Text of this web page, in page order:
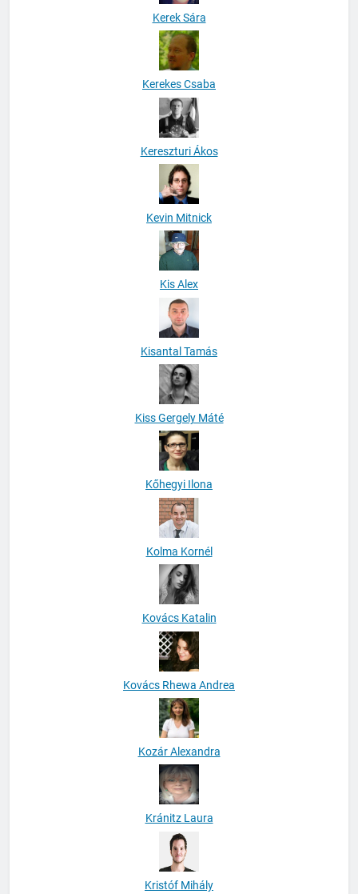
Kerek Sára
Kerekes Csaba
Kereszturi Ákos
Kevin Mitnick
Kis Alex
Kisantal Tamás
Kiss Gergely Máté
Kőhegyi Ilona
Kolma Kornél
Kovács Katalin
Kovács Rhewa Andrea
Kozár Alexandra
Kránitz Laura
Kristóf Mihály